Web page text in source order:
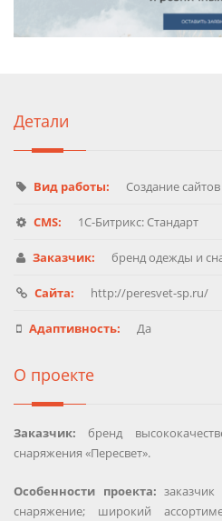
Детали
Вид работы: Создание сайтов
CMS: 1C-Битрикс: Стандарт
Заказчик: бренд одежды и
Сайта: http://peresvet-sp.ru/
Адаптивность: Да
О проекте
Заказчик: бренд
снаряжения «Пересвет».
Особенности проекта:
снаряжение; широкий